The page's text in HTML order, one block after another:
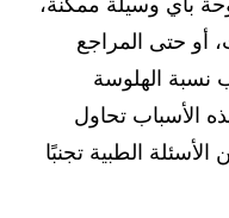
أو حتى المراجع
نسبة الهلوسة
الأسباب تحاول
الطبية تجنبًا